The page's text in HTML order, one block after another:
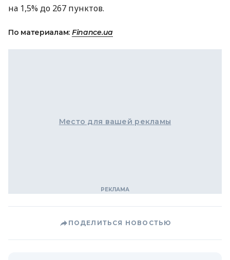
на 1,5% до 267 пунктов.
По материалам: Finance.ua
Место для вашей рекламы
ПОДЕЛИТЬСЯ НОВОСТЬЮ